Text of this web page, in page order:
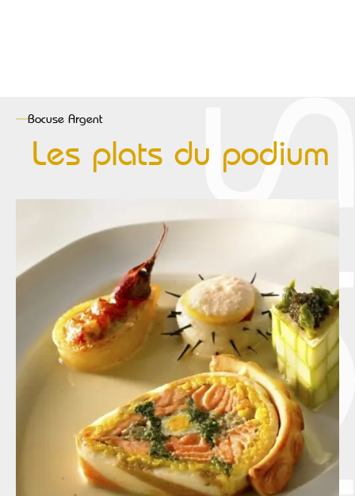
Bocuse Argent
Les plats du podium